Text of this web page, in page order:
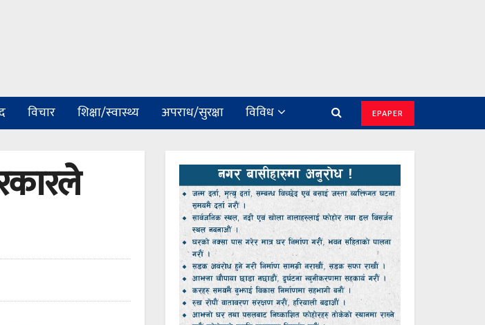
विचार शिक्षा/स्वास्थ्य अपराध/सुरक्षा विविध EPAPER